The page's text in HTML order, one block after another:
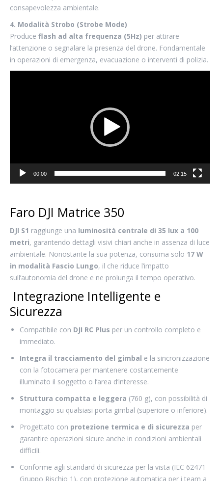
consapevolezza ambientale.
4. Modalità Strobo (Strobe Mode)
Produce flash ad alta frequenza (5Hz) per attirare
l’attenzione o segnalare la presenza del drone. Fondamentale
in operazioni di emergenza, evacuazione o interventi di polizia.
00:00 02:15
Faro DJI Matrice 350
DJI S1 raggiunge una luminosità centrale di 35 lux a 100
metri, garantendo dettagli visivi chiari anche in assenza di luce
ambientale. Nonostante la sua potenza, consuma solo 17 W
in modalità Fascio Lungo, il che riduce l’impatto
sull’autonomia del drone e ne prolunga il tempo operativo.
Integrazione Intelligente e
Sicurezza
Compatibile con DJI RC Plus per un controllo completo e
immediato.
Integra il tracciamento del gimbal e la sincronizzazione
con la fotocamera per mantenere costantemente
illuminato il soggetto o l’area d’interesse.
Struttura compatta e leggera (760 g), con possibilità di
montaggio su qualsiasi porta gimbal (superiore o inferiore).
Progettato con protezione termica e di sicurezza per
garantire operazioni sicure anche in condizioni ambientali
difficili.
Conforme agli standard di sicurezza per la vista (IEC 62471
Gruppo Rischio 1), con protezione automatica per i team a